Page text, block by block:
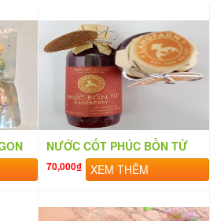
NƯỚC CỐT PHÚC BỒN TỬ
70,000₫ XEM THÊM